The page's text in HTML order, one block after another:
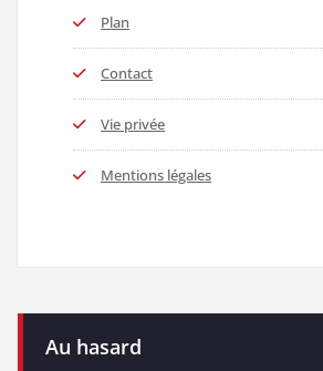
Plan
Contact
Vie privée
Mentions légales
Au hasard